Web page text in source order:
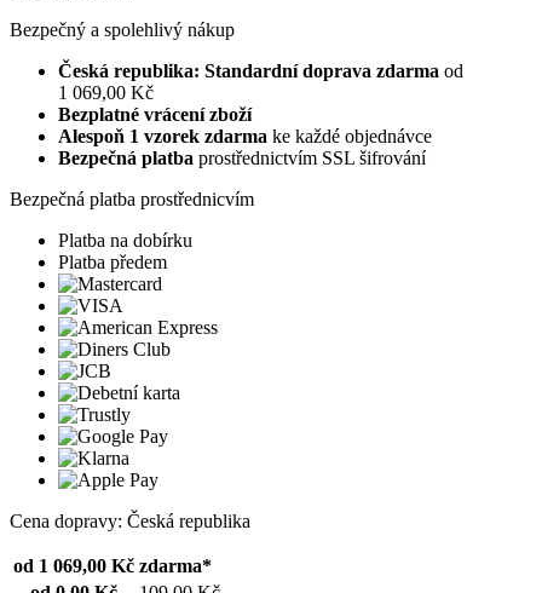
Bezpečný a spolehlivý nákup
Česká republika: Standardní doprava zdarma od
1 069,00 Kč
Bezplatné vrácení zboží
Alespoň 1 vzorek zdarma ke každé objednávce
Bezpečná platba prostřednictvím SSL šifrování
Bezpečná platba prostřednicvím
Platba na dobírku
Platba předem
Cena dopravy: Česká republika
od 1 069,00 Kč zdarma*